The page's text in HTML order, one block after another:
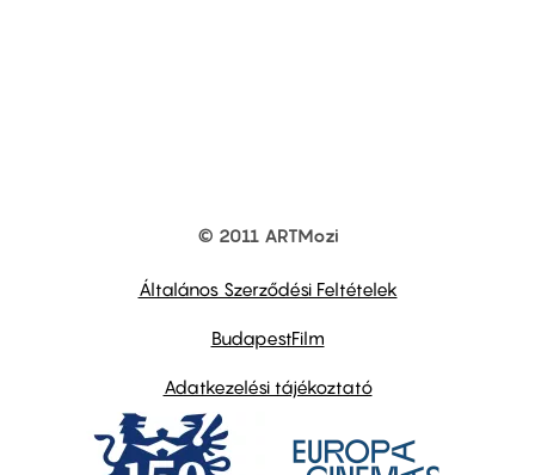
© 2011 ARTMozi
Általános Szerződési Feltételek
BudapestFilm
Adatkezelési tájékoztató